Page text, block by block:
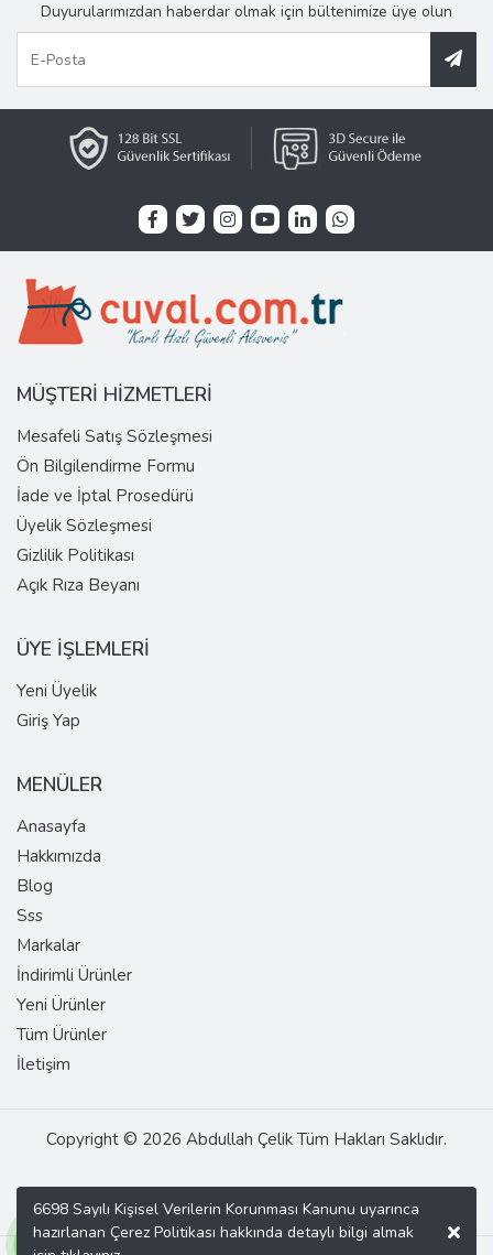
Duyurularımızdan haberdar olmak için bültenimize üye olun
MÜŞTERİ HİZMETLERİ
Mesafeli Satış Sözleşmesi
Ön Bilgilendirme Formu
İade ve İptal Prosedürü
Üyelik Sözleşmesi
Gizlilik Politikası
Açık Rıza Beyanı
ÜYE İŞLEMLERİ
Yeni Üyelik
Giriş Yap
MENÜLER
Anasayfa
Hakkımızda
Blog
Sss
Markalar
İndirimli Ürünler
Yeni Ürünler
Tüm Ürünler
İletişim
Copyright © 2026 Abdullah Çelik Tüm Hakları Saklıdır.
6698 Sayılı Kişisel Verilerin Korunması Kanunu uyarınca
hazırlanan Çerez Politikası hakkında detaylı bilgi almak